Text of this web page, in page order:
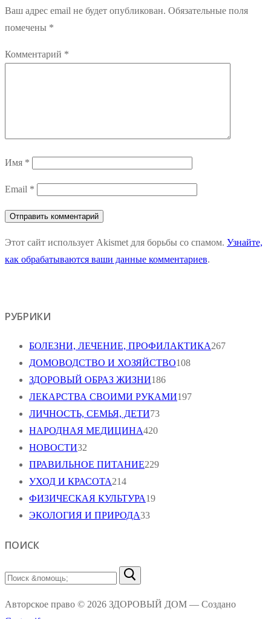
Ваш адрес email не будет опубликован. Обязательные поля
помечены *
Комментарий *
Имя *
Email *
Этот сайт использует Akismet для борьбы со спамом. Узнайте,
как обрабатываются ваши данные комментариев.
РУБРИКИ
БОЛЕЗНИ, ЛЕЧЕНИЕ, ПРОФИЛАКТИКА267
ДОМОВОДСТВО И ХОЗЯЙСТВО108
ЗДОРОВЫЙ ОБРАЗ ЖИЗНИ186
ЛЕКАРСТВА СВОИМИ РУКАМИ197
ЛИЧНОСТЬ, СЕМЬЯ, ДЕТИ73
НАРОДНАЯ МЕДИЦИНА420
НОВОСТИ32
ПРАВИЛЬНОЕ ПИТАНИЕ229
УХОД И КРАСОТА214
ФИЗИЧЕСКАЯ КУЛЬТУРА19
ЭКОЛОГИЯ И ПРИРОДА33
ПОИСК
Найти:
Авторское право © 2026 ЗДОРОВЫЙ ДОМ — Создано